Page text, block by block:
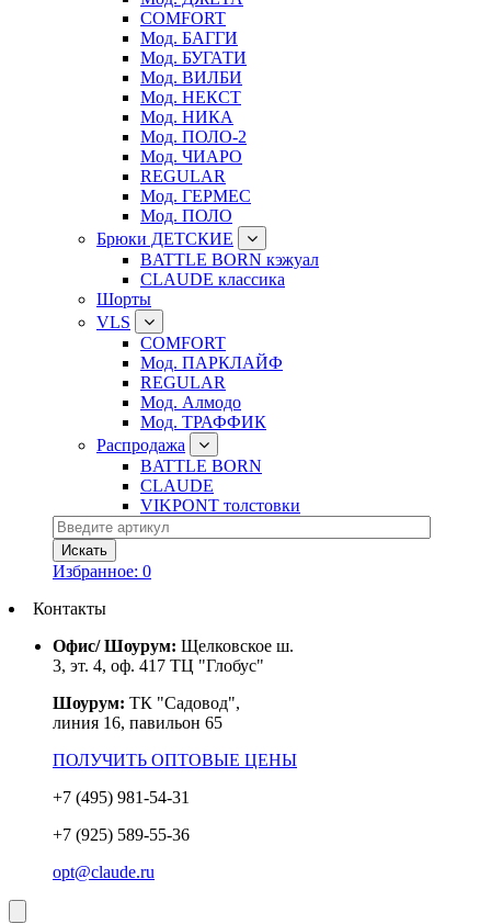
COMFORT
Мод. БАГГИ
Мод. БУГАТИ
Мод. ВИЛБИ
Мод. НЕКСТ
Мод. НИКА
Мод. ПОЛО-2
Мод. ЧИАРО
REGULAR
Мод. ГЕРМЕС
Мод. ПОЛО
Брюки ДЕТСКИЕ
BATTLE BORN кэжуал
CLAUDE классика
Шорты
VLS
COMFORT
Мод. ПАРКЛАЙФ
REGULAR
Мод. Алмодо
Мод. ТРАФФИК
Распродажа
BATTLE BORN
CLAUDE
VIKPONT толстовки
Избранное: 0
Контакты
Офис/ Шоурум: Щелковское ш.
3, эт. 4, оф. 417 ТЦ "Глобус"
Шоурум: ТК "Садовод",
линия 16, павильон 65
ПОЛУЧИТЬ ОПТОВЫЕ ЦЕНЫ
+7 (495) 981-54-31
+7 (925) 589-55-36
opt@claude.ru